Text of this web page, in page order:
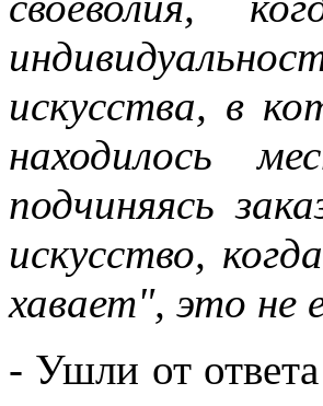
искусства, в
находилось
подчиняясь
искусство,
хавает", это не
- Ушли от